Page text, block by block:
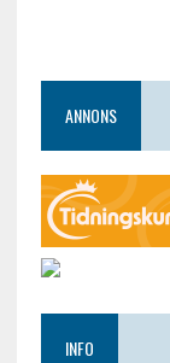
ANNONS
INFO